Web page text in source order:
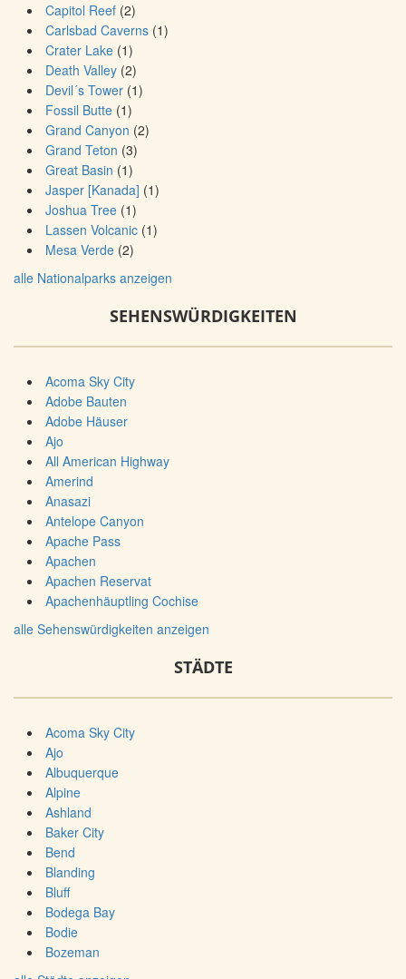
Capitol Reef (2)
Carlsbad Caverns (1)
Crater Lake (1)
Death Valley (2)
Devil´s Tower (1)
Fossil Butte (1)
Grand Canyon (2)
Grand Teton (3)
Great Basin (1)
Jasper [Kanada] (1)
Joshua Tree (1)
Lassen Volcanic (1)
Mesa Verde (2)
alle Nationalparks anzeigen
SEHENSWÜRDIGKEITEN
Acoma Sky City
Adobe Bauten
Adobe Häuser
Ajo
All American Highway
Amerind
Anasazi
Antelope Canyon
Apache Pass
Apachen
Apachen Reservat
Apachenhäuptling Cochise
alle Sehenswürdigkeiten anzeigen
STÄDTE
Acoma Sky City
Ajo
Albuquerque
Alpine
Ashland
Baker City
Bend
Blanding
Bluff
Bodega Bay
Bodie
Bozeman